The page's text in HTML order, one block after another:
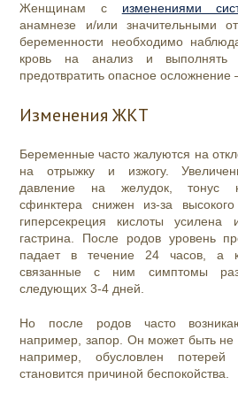
Женщинам с изменениями
анамнезе и/или значительными
беременности необходимо
кровь на анализ и выполнять
предотвратить опасное
Изменения ЖКТ
Беременные часто жалуются на
на отрыжку и изжогу.
давление на желудок, тонус
сфинктера снижен из-за высокого
гиперсекреция кислоты усилена
гастрина. После родов уровень
падает в течение 24 часов, а
связанные с ним симптомы
следующих 3-4 дней.
Но после родов часто
например, запор. Он может быть
например, обусловлен потерей
становится причиной беспокойства.